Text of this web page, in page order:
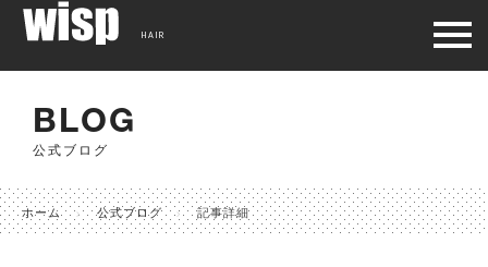
BLOG
公式ブログ
ホーム 公式ブログ 記事詳細
HAIR